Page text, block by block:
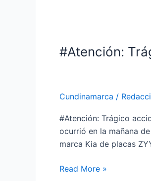
#Atención:
Cundinamarca /
#Atención: Trágico
ocurrió en la mañana
marca Kia de placas
#Atención:
la
vía
#Girardot-
#Bogotá
Read More »